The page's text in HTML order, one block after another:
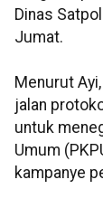
Dinas
Jumat.
Menurut
jalan
untuk
Umum
kampanye